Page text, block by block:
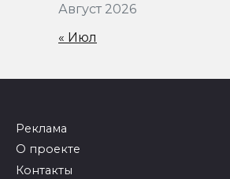
Август 2026
« Июл
Реклама
О проекте
Контакты